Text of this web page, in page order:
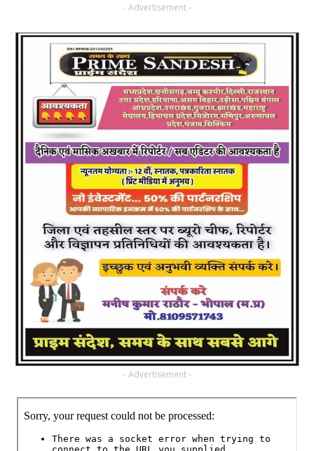
- Advertisement -
- Advertisement -